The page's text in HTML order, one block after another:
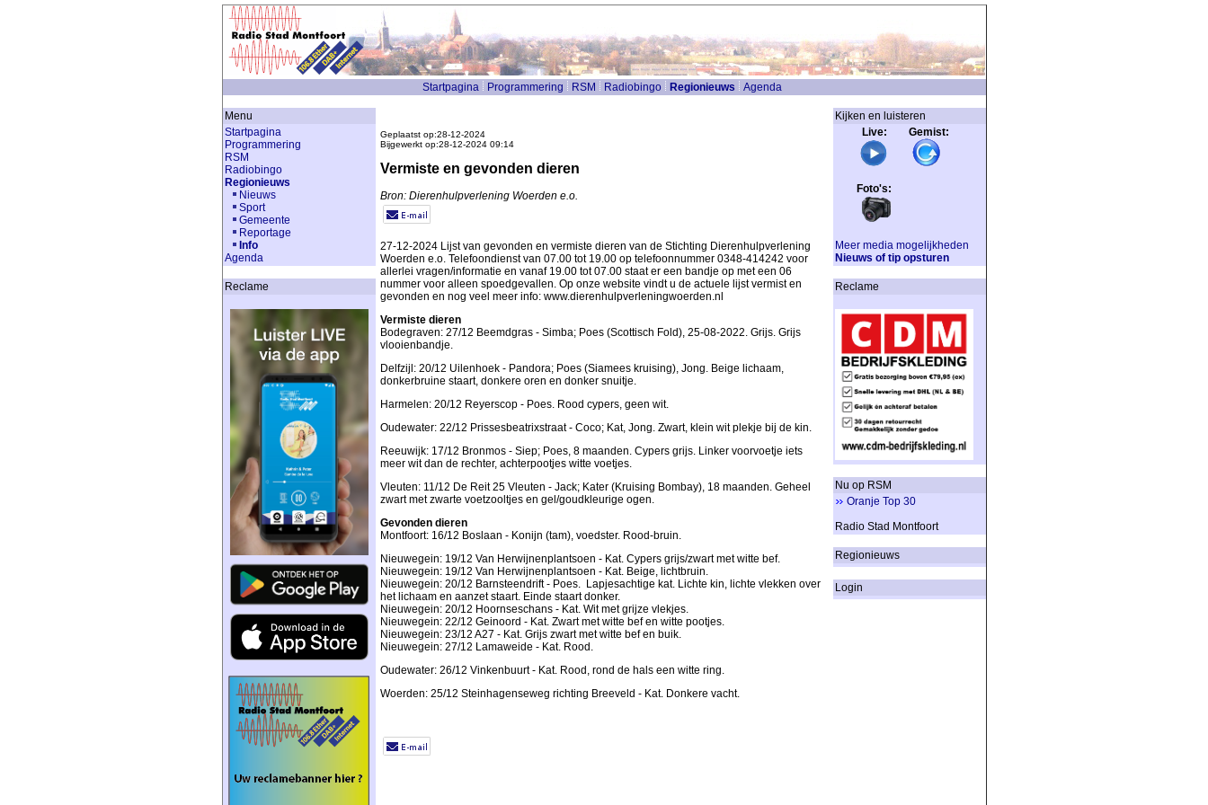
Startpagina Programmering RSM Radiobingo Regionieuws Agenda
Menu
Startpagina
Programmering
RSM
Radiobingo
Regionieuws
Nieuws
Sport
Gemeente
Reportage
Info
Agenda
Reclame
Geplaatst op:28-12-2024
Bijgewerkt op:28-12-2024 09:14
Vermiste en gevonden dieren
Bron: Dierenhulpverlening Woerden e.o.
27-12-2024 Lijst van gevonden en vermiste dieren van de Stichting Dierenhulpverlening
Woerden e.o. Telefoondienst van 07.00 tot 19.00 op telefoonnummer 0348-414242 voor
allerlei vragen/informatie en vanaf 19.00 tot 07.00 staat er een bandje op met een 06
nummer voor alleen spoedgevallen. Op onze website vindt u de actuele lijst vermist en
gevonden en nog veel meer info: www.dierenhulpverleningwoerden.nl
Vermiste dieren
Bodegraven: 27/12 Beemdgras - Simba; Poes (Scottisch Fold), 25-08-2022. Grijs. Grijs
vlooienbandje.
Delfzijl: 20/12 Uilenhoek - Pandora; Poes (Siamees kruising), Jong. Beige lichaam,
donkerbruine staart, donkere oren en donker snuitje.
Harmelen: 20/12 Reyerscop - Poes. Rood cypers, geen wit.
Oudewater: 22/12 Prissesbeatrixstraat - Coco; Kat, Jong. Zwart, klein wit plekje bij de kin.
Reeuwijk: 17/12 Bronmos - Siep; Poes, 8 maanden. Cypers grijs. Linker voorvoetje iets
meer wit dan de rechter, achterpootjes witte voetjes.
Vleuten: 11/12 De Reit 25 Vleuten - Jack; Kater (Kruising Bombay), 18 maanden. Geheel
zwart met zwarte voetzooltjes en gel/goudkleurige ogen.
Gevonden dieren
Montfoort: 16/12 Boslaan - Konijn (tam), voedster. Rood-bruin.
Nieuwegein: 19/12 Van Herwijnenplantsoen - Kat. Cypers grijs/zwart met witte bef.
Nieuwegein: 19/12 Van Herwijnenplantsoen - Kat. Beige, lichtbruin.
Nieuwegein: 20/12 Barnsteendrift - Poes. Lapjesachtige kat. Lichte kin, lichte vlekken over
het lichaam en aanzet staart. Einde staart donker.
Nieuwegein: 20/12 Hoornseschans - Kat. Wit met grijze vlekjes.
Nieuwegein: 22/12 Geinoord - Kat. Zwart met witte bef en witte pootjes.
Nieuwegein: 23/12 A27 - Kat. Grijs zwart met witte bef en buik.
Nieuwegein: 27/12 Lamaweide - Kat. Rood.
Oudewater: 26/12 Vinkenbuurt - Kat. Rood, rond de hals een witte ring.
Woerden: 25/12 Steinhagenseweg richting Breeveld - Kat. Donkere vacht.
Kijken en luisteren
Live: Gemist:
Foto's:
Meer media mogelijkheden
Nieuws of tip opsturen
Reclame
Nu op RSM
Oranje Top 30
Radio Stad Montfoort
Regionieuws
Login